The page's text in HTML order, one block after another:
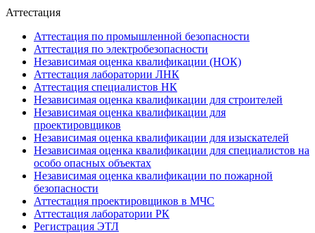
Аттестация
Аттестация по промышленной безопасности
Аттестация по электробезопасности
Независимая оценка квалификации (НОК)
Аттестация лаборатории ЛНК
Аттестация специалистов НК
Независимая оценка квалификации для строителей
Независимая оценка квалификации для
проектировщиков
Независимая оценка квалификации для изыскателей
Независимая оценка квалификации для специалистов на
особо опасных объектах
Независимая оценка квалификации по пожарной
безопасности
Аттестация проектировщиков в МЧС
Аттестация лаборатории РК
Регистрация ЭТЛ